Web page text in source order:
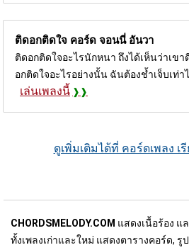
ติดอกติดใจ คอร์ด จอนนี่ อันวา
ติดอกติดใจอะไรนักหนา ถึงได้เห็นว่าเข
อกติดใจอะไรอย่างนั้น ฉันต้องช้ำเจ็บเท่
เล่นเพลงนี้
ดูเพิ่มเติมได้ที่ คอร์ดเพลง
CHORDSMELODY.COM แสดงเนื้อร้อง แ
ทั้งเพลงเก่าและใหม่ แสดงตารางคอร์ด,